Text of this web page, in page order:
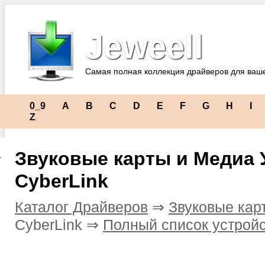
Jeweell
Самая полная коллекция драйверов для
0_9 A B C D E F G H
Z
Звуковые карты и Медиа
CyberLink
Каталог Драйверов ⇒ Звуковые
CyberLink ⇒ Полный список